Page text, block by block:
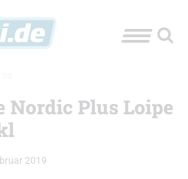
Nordic Plus Loipe
2019